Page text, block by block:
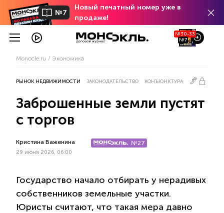
№7
Новый печатный номер уже в
продаже!
№30-33
№7
Monocle.ru Экономика
РЫНОК НЕДВИЖИМОСТИ ЗАКОНОДАТЕЛЬСТВО КОНЪЮНКТУРА
Заброшенные земли пустят
с торгов
Кристина Важенина
29 июня 2026, 06:00
№27
Государство начало отбирать у нерадивых
собственников земельные участки.
Юристы считают, что такая мера давно